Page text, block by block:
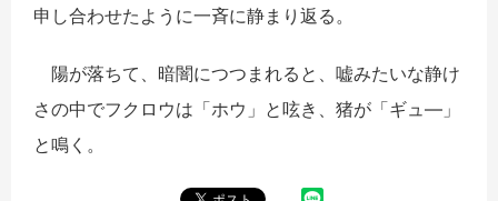
申し合わせたように一斉に静まり返る。
陽が落ちて、暗闇につつまれると、嘘みたいな静け
さの中でフクロウは「ホウ」と呟き、猪が「ギュ―」
と鳴く。